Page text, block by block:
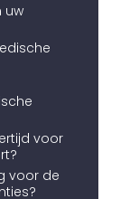
uw
voor
voor de